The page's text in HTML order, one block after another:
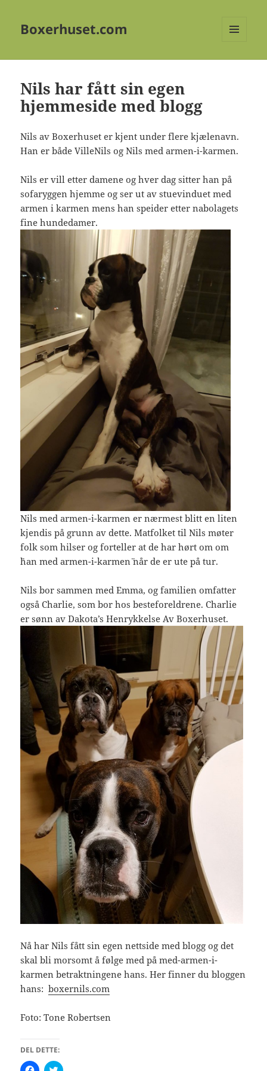
Boxerhuset.com
Nils har fått sin egen
hjemmeside med blogg
Nils av Boxerhuset er kjent under flere kjælenavn.
Han er både VilleNils og Nils med armen-i-karmen.
Nils er vill etter damene og hver dag sitter han på
sofaryggen hjemme og ser ut av stuevinduet med
armen i karmen mens han speider etter nabolagets
fine hundedamer.
Nils med armen-i-karmen er nærmest blitt en liten
kjendis på grunn av dette. Matfolket til Nils møter
folk som hilser og forteller at de har hørt om om
¨han med armen-i-karmen¨ når de er ute på tur.
Nils bor sammen med Emma, og familien omfatter
også Charlie, som bor hos besteforeldrene. Charlie
er sønn av Dakota’s Henrykkelse Av Boxerhuset.
Nå har Nils fått sin egen nettside med blogg og det
skal bli morsomt å følge med på med-armen-i-
karmen betraktningene hans. Her finner du bloggen
hans:boxernils.com
Foto: Tone Robertsen
DEL DETTE:
K K